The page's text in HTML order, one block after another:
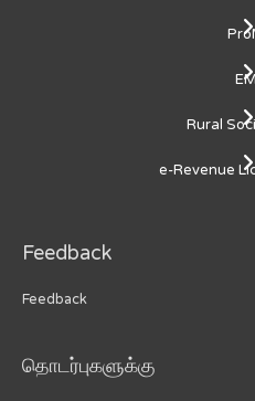
Rural
e-Revenue
Feedback
Feedback
தொடர்புகளுக்கு